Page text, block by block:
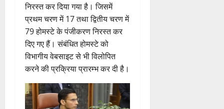
निरस्त कर दिया गया है। जिसमें
प्रथम चरण में 17 तथा द्वितीय चरण में
79 होमस्टे के पंजीकरण निरस्त कर
दिए गए हैं। संबंधित होमस्टे को
विभागीय वेबसाइट से भी विलोपित
करने की प्रक्रिया प्रारम्भ कर दी है।